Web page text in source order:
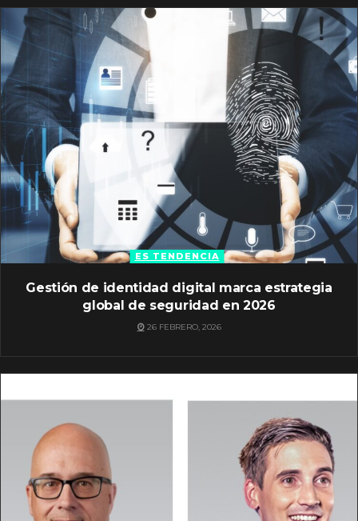
ES TENDENCIA
Gestión de identidad digital marca estrategia
global de seguridad en 2026
26 FEBRERO, 2026